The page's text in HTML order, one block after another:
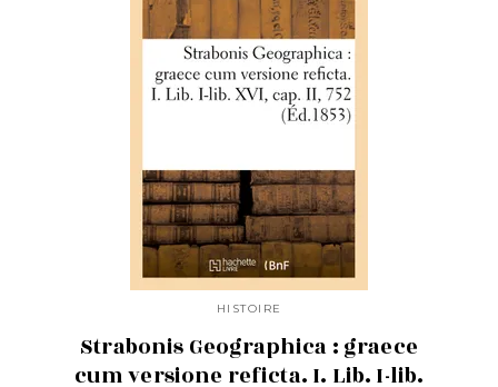
HISTOIRE
Strabonis Geographica : graece
cum versione reficta. I. Lib. I-lib.